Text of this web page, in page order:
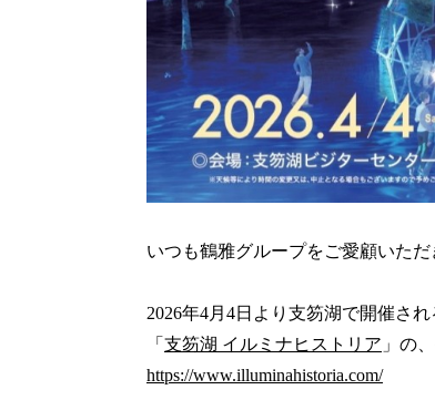
いつも鶴雅グループをご愛顧いた
2026年4月4日より支笏湖で開催さ
「 支笏湖 イルミナヒストリア 」の
https://www.illuminahistoria.com/